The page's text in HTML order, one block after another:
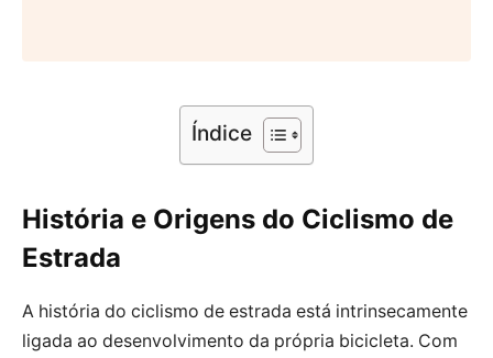
Índice
História e Origens do Ciclismo de
Estrada
A história do ciclismo de estrada está intrinsecamente
ligada ao desenvolvimento da própria bicicleta. Com